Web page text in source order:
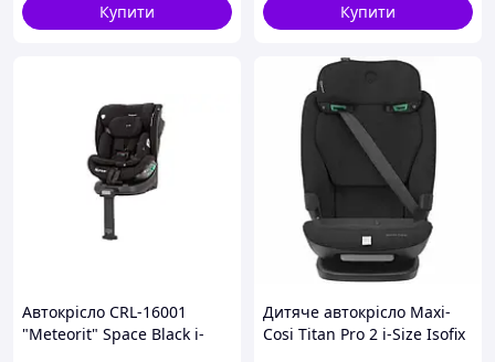
Купити
Купити
Автокрісло CRL-16001
"Meteorit" Space Black i-
Дитяче автокрісло Maxi-
Cosi Titan Pro 2 i-Size Isofix